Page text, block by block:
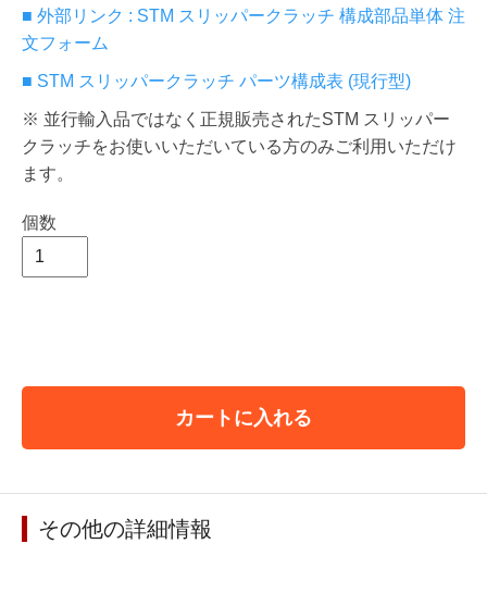
■ 外部リンク : STM スリッパークラッチ 構成部品単体 注
文フォーム
■ STM スリッパークラッチ パーツ構成表 (現行型)
※ 並行輸入品ではなく正規販売されたSTM スリッパー
クラッチをお使いいただいている方のみご利用いただけ
ます。
個数
カートに入れる
その他の詳細情報